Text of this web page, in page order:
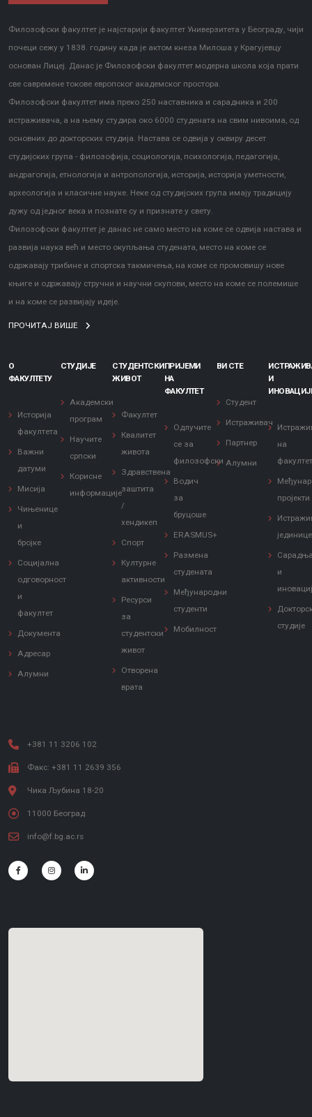
Филозофски факултет је најстарији факултет Универзитета у Београду, чији
почеци сежу у 1838. годину када је актом кнеза Милоша у Крагујевцу
основан Лицеј. Данас је Филозофски факултет модерна школа која прати
све савремене токове европског академског простора.
Филозофски факултет има преко 250 наставника и сарадника и 200
истраживача, а на њему студира око 6000 студената на свим нивоима, од
основних до докторских студија. Настава се одвија у оквиру десет
студијских група - филозофија, социологија, психологија, педагогија,
андрагогија, етнологија и антропологија, историја, историја уметности,
археологија и класичне науке. Неке од студијских група имају традицију
дужу од једног века и познате су и признате у свету.
Филозофски факултет је данас не само место на коме се одвија настава и
развија наука већ и место окупљања студената, место на коме се
одржавају трибине и спортска такмичења, на коме се промовишу нове
књиге и одржавају стручни и научни скупови, место на коме се полемише
и на коме се развијају идеје.
ПРОЧИТАЈ ВИШЕ
О
ФАКУЛТЕТУ
Историја
факултета
Важни
датуми
Мисија
Чињенице
и
бројке
Социјална
одговорност
и
факултет
Документа
Адресар
Алумни
СТУДИЈЕ
Академски
програм
Научите
српски
Корисне
информације
СТУДЕНТСКИ
ЖИВОТ
Факултет
Квалитет
живота
Здравствена
заштита
/
хендикеп
Спорт
Културне
активности
Ресурси
за
студентски
живот
Отворена
врата
ПРИЈЕМИ
НА
ФАКУЛТЕТ
Одлучите
се за
филозофски
Водич
за
бруцоше
ERASMUS+
Размена
студената
Међународни
студенти
Мобилност
ВИ СТЕ
Студент
Истраживач
Партнер
Алумни
И
на
пројекти
јединице
и
студије
+381 11 3206 102
Факс: +381 11 2639 356
Чика Љубина 18-20
11000 Београд
info@f.bg.ac.rs